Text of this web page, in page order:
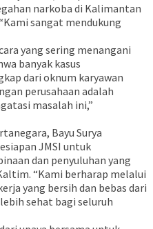
narkoba di Kalimantan
sangat mendukung
yang sering menangani
banyak kasus
dari oknum karyawan
perusahaan adalah
masalah ini,”
Bayu Surya
JMSI untuk
dan penyuluhan yang
“Kami berharap melalui
yang bersih dan bebas dari
sehat bagi seluruh